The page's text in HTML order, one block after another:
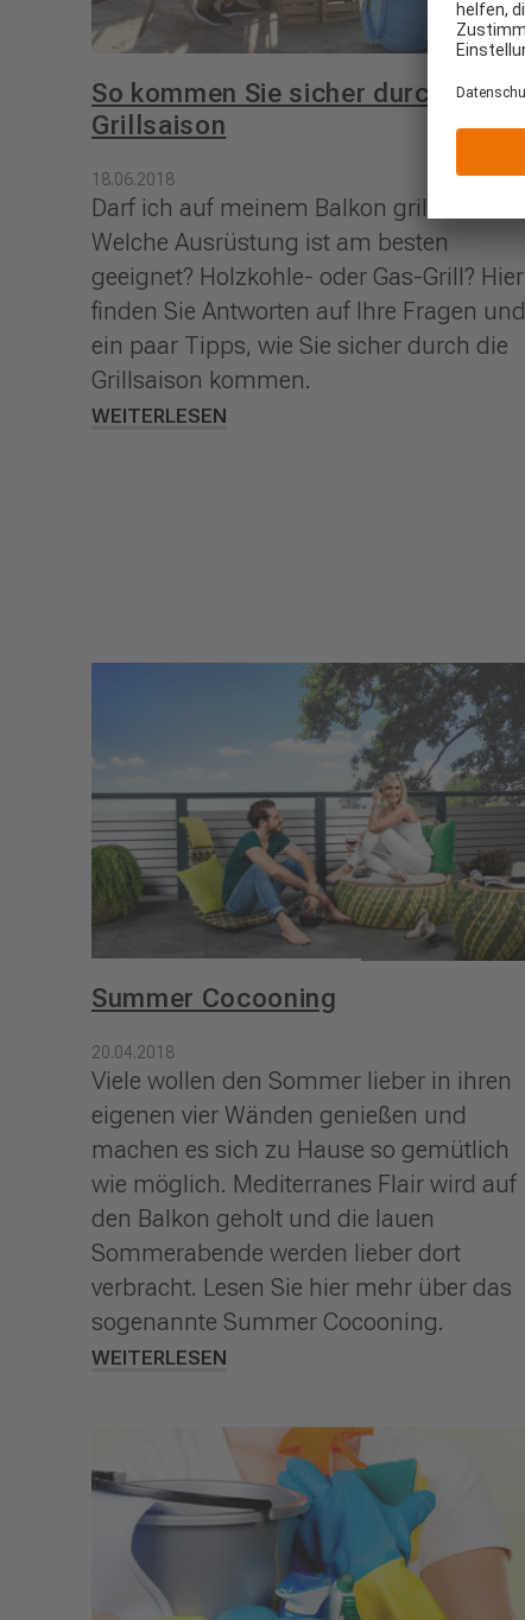
So kommen Sie sicher durch die
Grillsaison
18.06.2018
Darf ich auf meinem Balkon grillen?
Welche Ausrüstung ist am besten
geeignet? Holzkohle- oder Gas-Grill? Hier
finden Sie Antworten auf Ihre Fragen und
ein paar Tipps, wie Sie sicher durch die
Grillsaison kommen.
WEITERLESEN
Summer Cocooning
20.04.2018
Viele wollen den Sommer lieber in ihren
eigenen vier Wänden genießen und
machen es sich zu Hause so gemütlich
wie möglich. Mediterranes Flair wird auf
den Balkon geholt und die lauen
Sommerabende werden lieber dort
verbracht. Lesen Sie hier mehr über das
sogenannte Summer Cocooning.
WEITERLESEN